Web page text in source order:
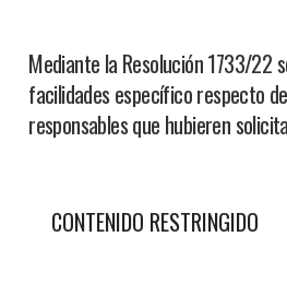
Mediante la Resolución 1733/22
facilidades específico respecto
responsables que hubieren
CONTENIDO RESTRINGIDO